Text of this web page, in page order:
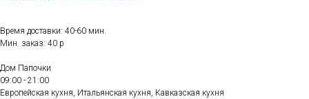
Время доставки: 40-60 мин.
Мин. заказ: 40 р
Дом Папочки
09:00 - 21:00
Европейская кухня, Итальянская кухня, Кавказская кухня